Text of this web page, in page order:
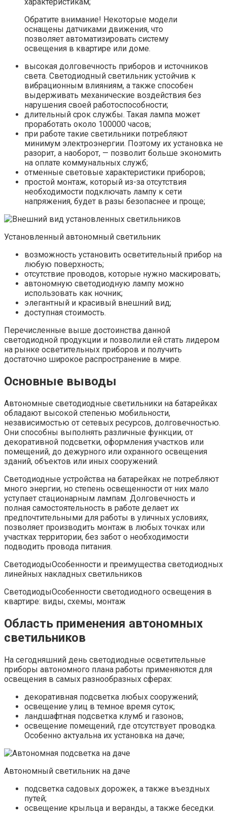
характеристикам;
Обратите внимание! Некоторые модели
оснащены датчиками движения, что
позволяет автоматизировать систему
освещения в квартире или доме.
высокая долговечность приборов и источников
света. Светодиодный светильник устойчив к
вибрационным влияниям, а также способен
выдерживать механические воздействия без
нарушения своей работоспособности;
длительный срок службы. Такая лампа может
проработать около 100000 часов;
при работе такие светильники потребляют
минимум электроэнергии. Поэтому их установка не
разорит, а наоборот, — позволит больше экономить
на оплате коммунальных служб;
отменные световые характеристики приборов;
простой монтаж, который из-за отсутствия
необходимости подключать лампу к сети
напряжения, будет в разы безопаснее и проще;
Установленный автономный светильник
возможность установить осветительный прибор на
любую поверхность;
отсутствие проводов, которые нужно маскировать;
автономную светодиодную лампу можно
использовать как ночник;
элегантный и красивый внешний вид;
доступная стоимость.
Перечисленные выше достоинства данной
светодиодной продукции и позволили ей стать лидером
на рынке осветительных приборов и получить
достаточно широкое распространение в мире.
Основные выводы
Автономные светодиодные светильники на батарейках
обладают высокой степенью мобильности,
независимостью от сетевых ресурсов, долговечностью.
Они способны выполнять различные функции, от
декоративной подсветки, оформления участков или
помещений, до дежурного или охранного освещения
зданий, объектов или иных сооружений.
Светодиодные устройства на батарейках не потребляют
много энергии, но степень освещенности от них мало
уступает стационарным лампам. Долговечность и
полная самостоятельность в работе делает их
предпочтительными для работы в уличных условиях,
позволяет производить монтаж в любых точках или
участках территории, без забот о необходимости
подводить провода питания.
СветодиодыОсобенности и преимущества светодиодных
линейных накладных светильников
СветодиодыОсобенности светодиодного освещения в
квартире: виды, схемы, монтаж
Область применения автономных
светильников
На сегодняшний день светодиодные осветительные
приборы автономного плана работы применяются для
освещения в самых разнообразных сферах:
декоративная подсветка любых сооружений;
освещение улиц в темное время суток;
ландшафтная подсветка клумб и газонов;
освещение помещений, где отсутствует проводка.
Особенно актуальна их установка на даче;
Автономный светильник на даче
подсветка садовых дорожек, а также въездных
путей;
освещение крыльца и веранды, а также беседки.